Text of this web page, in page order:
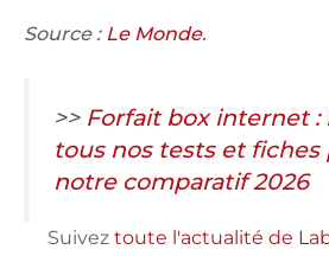
Source : Le Monde.
>> Forfait box internet :
tous nos tests et
notre comparatif 2026
Suivez toute l'actualité de